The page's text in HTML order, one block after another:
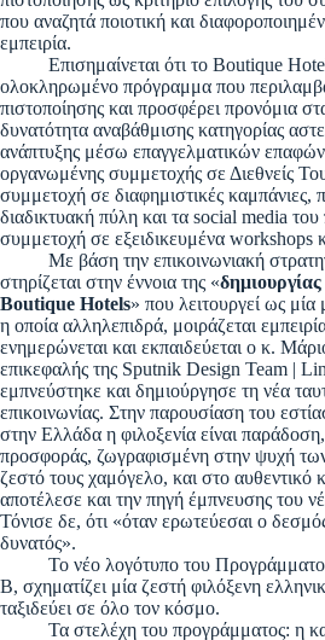
που αναζητά ποιοτική και
εμπειρία.
Επισημαίνεται ότι το Boutique Hotel
ολοκληρωμένο πρόγραμμα που
πιστοποίησης και προσφέρει προνόμια
δυνατότητα αναβάθμισης κατηγορίας
ανάπτυξης μέσω επαγγελματικών
οργανωμένης συμμετοχής σε Διεθνείς
συμμετοχή σε διαφημιστικές καμπάνιες,
διαδικτυακή πύλη και τα social media
συμμετοχή σε εξειδικευμένα workshops
Με βάση την επικοινωνιακή
στηρίζεται στην έννοια της «
Boutique Hotels» που λειτουργεί ως μία
η οποία αλληλεπιδρά, μοιράζεται
ενημερώνεται και εκπαιδεύεται o κ.
επικεφαλής της Sputnik Design Team |
εμπνεύστηκε και δημιούργησε τη νέα
επικοινωνίας. Στην παρουσίαση του
στην Ελλάδα η φιλοξενία είναι
προσφοράς, ζωγραφισμένη στην ψυχή
ζεστό τους χαμόγελο, και στο
αποτέλεσε και την πηγή έμπνευσης του
Τόνισε δε, ότι «όταν ερωτεύεσαι ο
δυνατός».
Το νέο λογότυπο του
Β, σχηματίζει μία ζεστή φιλόξενη
ταξιδεύει σε όλο τον κόσμο.
Τα στελέχη του προγράμματος: η